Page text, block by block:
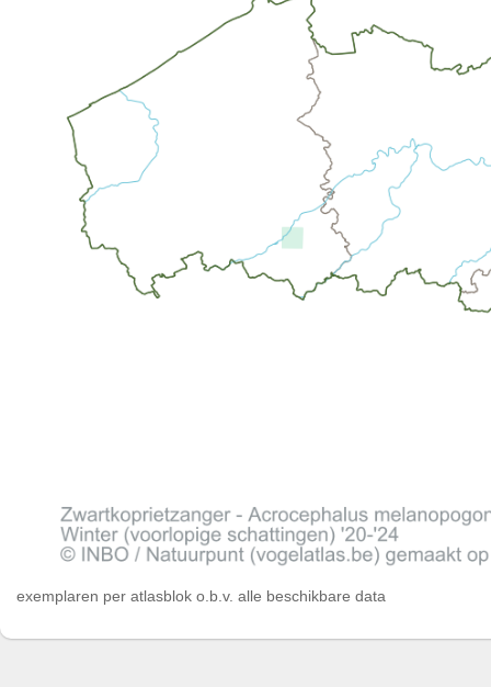
exemplaren per atlasblok o.b.v. alle beschikbare data